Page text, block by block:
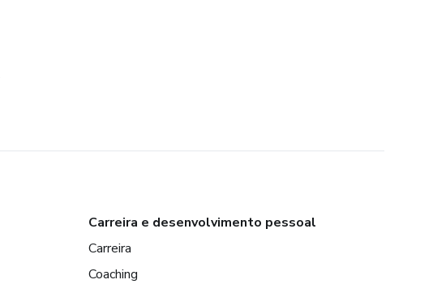
Carreira e desenvolvimento pessoal
Carreira
Coaching